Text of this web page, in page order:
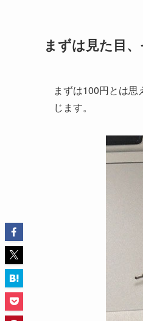
まずは見た目
まずは100円とは
じます。